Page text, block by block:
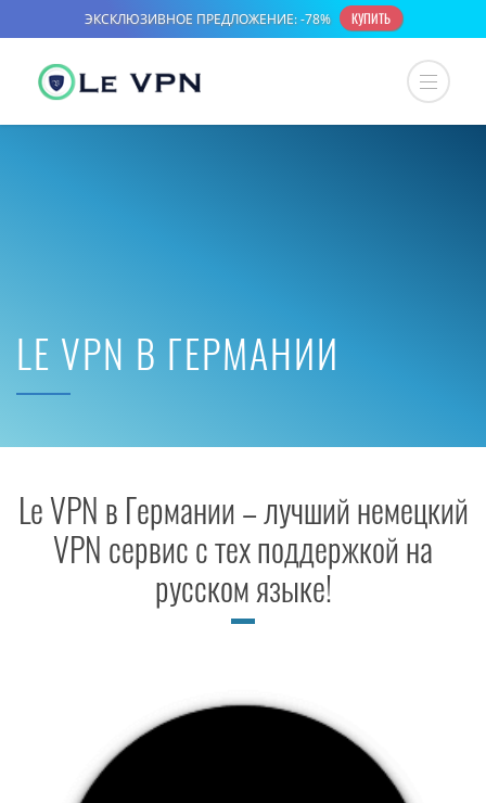
LE VPN В ГЕРМАНИИ
Le VPN в Германии – лучший немецкий
VPN сервис с тех поддержкой на
русском языке!